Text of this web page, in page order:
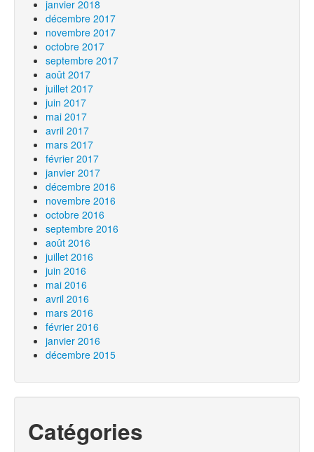
janvier 2018
décembre 2017
novembre 2017
octobre 2017
septembre 2017
août 2017
juillet 2017
juin 2017
mai 2017
avril 2017
mars 2017
février 2017
janvier 2017
décembre 2016
novembre 2016
octobre 2016
septembre 2016
août 2016
juillet 2016
juin 2016
mai 2016
avril 2016
mars 2016
février 2016
janvier 2016
décembre 2015
Catégories